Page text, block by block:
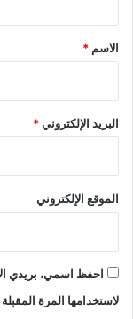
*
الاسم *
البريد الإلكتروني*
الموقع الإلكتروني
احفظ اسمي، بريدي
لاستخدامها المرة